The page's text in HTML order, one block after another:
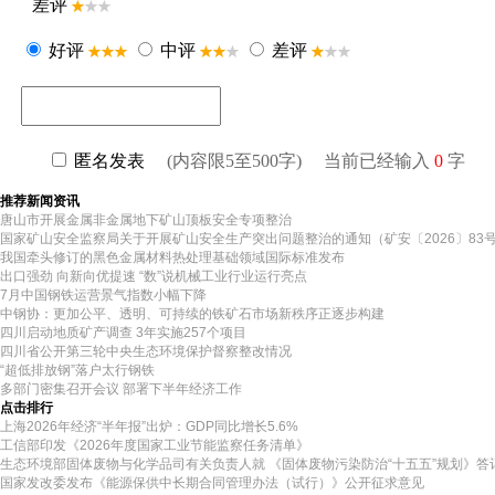
推荐新闻资讯
唐山市开展金属非金属地下矿山顶板安全专项整治
国家矿山安全监察局关于开展矿山安全生产突出问题整治的通知（矿安〔2026〕83号
我国牵头修订的黑色金属材料热处理基础领域国际标准发布
出口强劲 向新向优提速 “数”说机械工业行业运行亮点
7月中国钢铁运营景气指数小幅下降
中钢协：更加公平、透明、可持续的铁矿石市场新秩序正逐步构建
四川启动地质矿产调查 3年实施257个项目
四川省公开第三轮中央生态环境保护督察整改情况
“超低排放钢”落户太行钢铁
多部门密集召开会议 部署下半年经济工作
点击排行
上海2026年经济“半年报”出炉：GDP同比增长5.6%
工信部印发《2026年度国家工业节能监察任务清单》
生态环境部固体废物与化学品司有关负责人就 《固体废物污染防治“十五五”规划》答
国家发改委发布《能源保供中长期合同管理办法（试行）》公开征求意见